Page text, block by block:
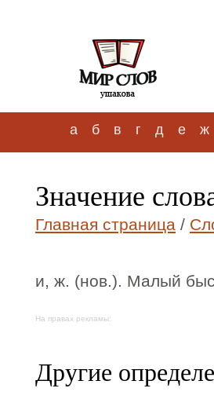
а б в г д е ж
Значение
Главная страница /
и, ж. (нов.). Малый
На правах рекламы:
Другие